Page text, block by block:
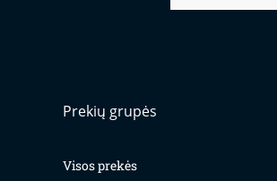
Prekių grupės
Visos prekės